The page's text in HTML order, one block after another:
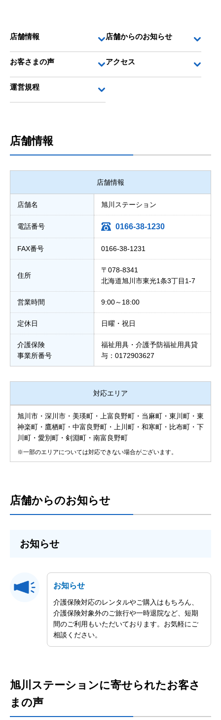
店舗情報 店舗からのお知らせ
お客さまの声 アクセス
運営規程
店舗情報
店舗情報
店舗名 旭川ステーション
電話番号 0166-38-1230
FAX番号 0166-38-1231
住所
〒078-8341
北海道旭川市東光1条3丁目1-7
営業時間 9:00～18:00
定休日 日曜・祝日
介護保険
事業所番号
福祉用具・介護予防福祉用具貸
与：0172903627
対応エリア
旭川市・深川市・美瑛町・上富良野町・当麻町・東川町・東
神楽町・鷹栖町・中富良野町・上川町・和寒町・比布町・下
川町・愛別町・剣淵町・南富良野町
※一部のエリアについては対応できない場合がございます。
店舗からのお知らせ
お知らせ
お知らせ
介護保険対応のレンタルやご購入はもちろん、
介護保険対象外のご旅行や一時退院など、短期
間のご利用もいただいております。お気軽にご
相談ください。
旭川ステーションに寄せられたお客さ
まの声